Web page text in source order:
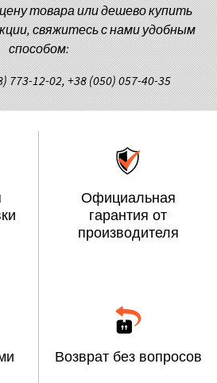
товара или дешево купить
свяжитесь с нами удобным
способом:
12-02, +38 (050) 057-40-35
Официальная
гарантия от
производителя
Возврат без вопросов